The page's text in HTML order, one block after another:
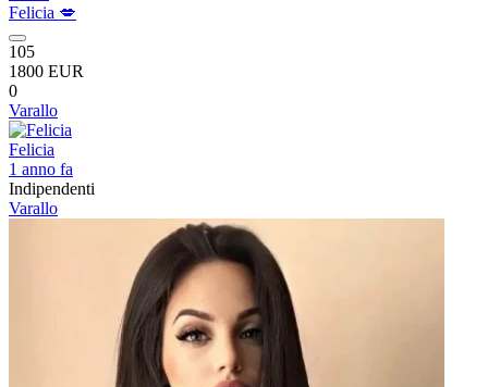
Felicia 💋
105
1800 EUR
0
Varallo
Felicia
1 anno fa
Indipendenti
Varallo